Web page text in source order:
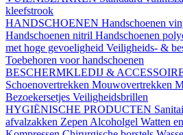
kleefstrook
HANDSCHOENEN Handschoenen
Handschoenen nitril Handschoenen
met hoge gevoeligheid Veiligheids- &
Toebehoren voor handschoenen
BESCHERMKLEDIJ &
Schoenovertrekken Mouwovertrekken
Bezoekersetjes Veiligheidsbrillen
HYGIËNISCHE PRODUCTEN
afvalzakken Zepen Alcoholgel Watten